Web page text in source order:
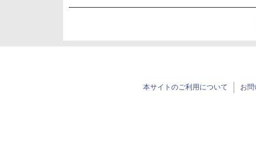
本サイトのご利用について お